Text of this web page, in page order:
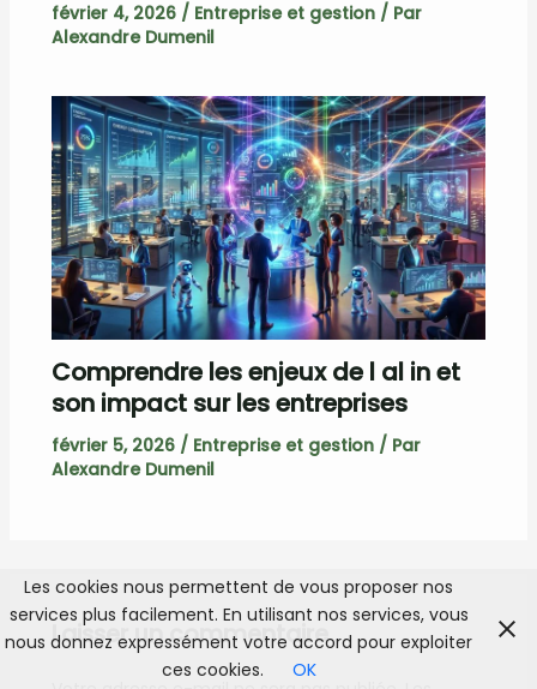
février 4, 2026 / Entreprise et gestion/ Par
Alexandre Dumenil
Comprendre les enjeux de l al in et
son impact sur les entreprises
février 5, 2026 / Entreprise et gestion/ Par
Alexandre Dumenil
Laisser un commentaire
Les cookies nous permettent de vous proposer nos
services plus facilement. En utilisant nos services, vous
nous donnez expressément votre accord pour exploiter
ces cookies.
OK